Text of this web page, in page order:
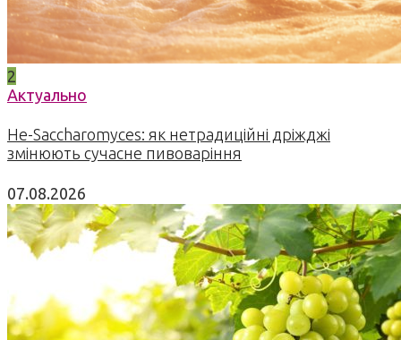
2
Актуально
Не-Saccharomyces: як нетрадиційні дріжджі
змінюють сучасне пивоваріння
07.08.2026